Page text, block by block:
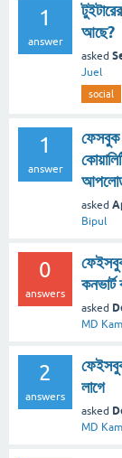
1
answer
আছে?
asked
Juel
social
1
answer
আপলোড
asked
Bipul
0
answers
asked
MD
2
answers
লাগে
asked
MD